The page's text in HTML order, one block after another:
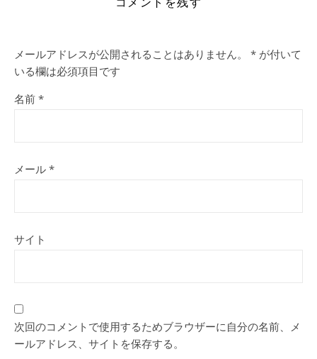
メールアドレスが公開されることはありません。 * が付いて
いる欄は必須項目です
名前 *
メール *
サイト
次回のコメントで使用するためブラウザーに自分の名前、メ
ールアドレス、サイトを保存する。